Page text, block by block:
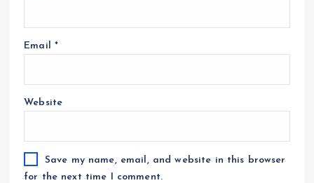
Email *
Website
Save my name, email, and website in this browser
for the next time I comment.